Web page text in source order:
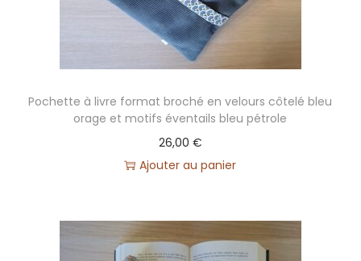
Pochette à livre format broché en velours côtelé bleu
orage et motifs éventails bleu pétrole
26,00 €
Ajouter au panier